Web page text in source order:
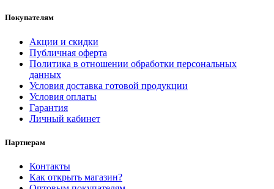
Покупателям
Акции и скидки
Публичная оферта
Политика в отношении обработки персональных
данных
Условия доставка готовой продукции
Условия оплаты
Гарантия
Личный кабинет
Партнерам
Контакты
Как открыть магазин?